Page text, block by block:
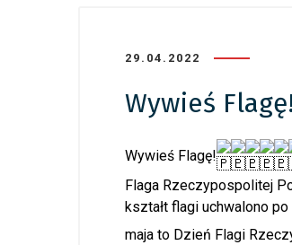
29.04.2022
Wywieś Flagę!
Wywieś Flagę!
Flaga Rzeczypospolitej
kształt flagi uchwalono
maja to Dzień Flagi